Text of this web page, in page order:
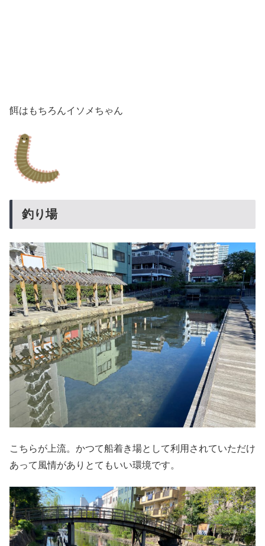
餌はもちろんイソメちゃん
釣り場
こちらが上流。かつて船着き場として利用されていただけ
あって風情がありとてもいい環境です。